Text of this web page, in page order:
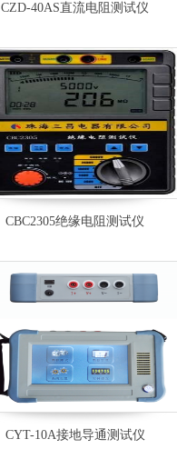
CZD-40AS直流电阻测试仪
CBC2305绝缘电阻测试仪
CYT-10A接地导通测试仪